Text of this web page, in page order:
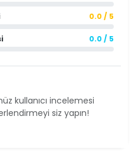
0.0 / 5
0.0 / 5
kullanıcı incelemesi
siz yapın!